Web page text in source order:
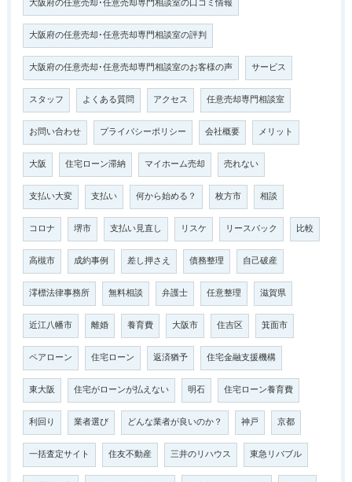
大阪府の任意売却･任意売却専門相談室の口コミ情報
大阪府の任意売却･任意売却専門相談室の評判
大阪府の任意売却･任意売却専門相談室のお客様の声 サービス
スタッフ よくある質問 アクセス 任意売却専門相談室
お問い合わせ プライバシーポリシー 会社概要 メリット
大阪 住宅ローン滞納 マイホーム売却 売れない
支払い大変 支払い 何から始める？ 枚方市 相談
コロナ 堺市 支払い見直し リスケ リースバック 比較
高槻市 成約事例 差し押さえ 債務整理 自己破産
澪標法律事務所 無料相談 弁護士 任意整理 滋賀県
近江八幡市 離婚 養育費 大阪市 住吉区 箕面市
ペアローン 住宅ローン 返済猶予 住宅金融支援機構
東大阪 住宅がローンが払えない 明石 住宅ローン養育費
利回り 業者選び どんな業者が良いのか？ 神戸 京都
一括査定サイト 住友不動産 三井のリハウス 東急リバブル